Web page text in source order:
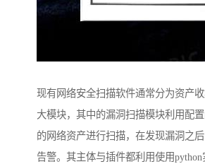
现有网络安全扫描软件通常分为资产
大模块，其中的漏洞扫描模块利用配
的网络资产进行扫描，在发现漏洞之
告警。其主体与插件都利用使用